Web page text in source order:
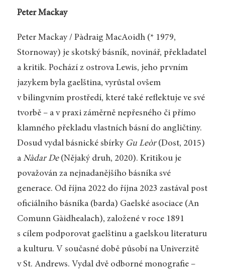
Peter Mackay
Peter Mackay / Pàdraig MacAoidh (* 1979,
Stornoway) je skotský básník, novinář, překladatel
a kritik. Pochází z ostrova Lewis, jeho prvním
jazykem byla gaelština, vyrůstal ovšem
v bilingvním prostředí, které také reflektuje ve své
tvorbě – a v praxi záměrně nepřesného či přímo
klamného překladu vlastních básní do angličtiny.
Dosud vydal básnické sbírky Gu Leòr(Dost, 2015)
a Nàdar De(Nějaký druh, 2020). Kritikou je
považován za nejnadanějšího básníka své
generace. Od října 2022 do října 2023 zastával post
oficiálního básníka (barda) Gaelské asociace (An
Comunn Gàidhealach), založené v roce 1891
s cílem podporovat gaelštinu a gaelskou literaturu
a kulturu. V současné době působí na Univerzitě
v St. Andrews. Vydal dvě odborné monografie –